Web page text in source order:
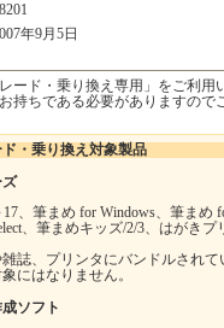
年9月5日
レード・乗り換え専用」をご利
持ちである必要がありますので
・乗り換え対象製品
17、筆まめ for Windows、筆まめ
、筆まめキッズ/2/3、はがきプ
誌、プリンタにバンドルされ
にはなりません。
ソフト